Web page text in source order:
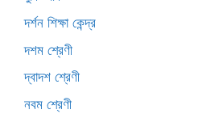
দর্শন শিক্ষা কেন্দ্র
দশম শ্রেণী
দ্বাদশ শ্রেণী
নবম শ্রেণী